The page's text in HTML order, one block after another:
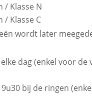
/ Klasse N
/ Klasse C
wordt later
dag (enkel voor
bij de ringen